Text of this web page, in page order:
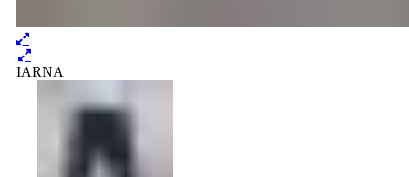
IARNA